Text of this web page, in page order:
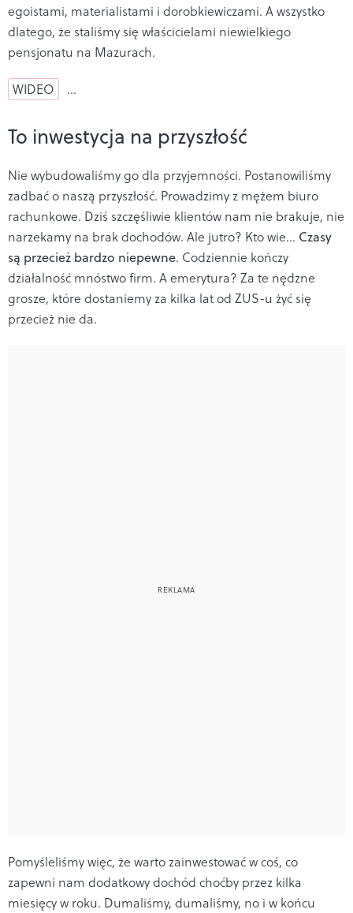
egoistami, materialistami i dorobkiewiczami. A wszystko
dlatego, że staliśmy się właścicielami niewielkiego
pensjonatu na Mazurach.
WIDEO …
To inwestycja na przyszłość
Nie wybudowaliśmy go dla przyjemności. Postanowiliśmy
zadbać o naszą przyszłość. Prowadzimy z mężem biuro
rachunkowe. Dziś szczęśliwie klientów nam nie brakuje, nie
narzekamy na brak dochodów. Ale jutro? Kto wie… Czasy
są przecież bardzo niepewne. Codziennie kończy
działalność mnóstwo firm. A emerytura? Za te nędzne
grosze, które dostaniemy za kilka lat od ZUS-u żyć się
przecież nie da.
Pomyśleliśmy więc, że warto zainwestować w coś, co
zapewni nam dodatkowy dochód choćby przez kilka
miesięcy w roku. Dumaliśmy, dumaliśmy, no i w końcu